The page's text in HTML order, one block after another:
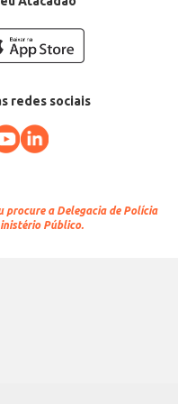
redes sociais
procure a Delegacia de Polícia
Público.